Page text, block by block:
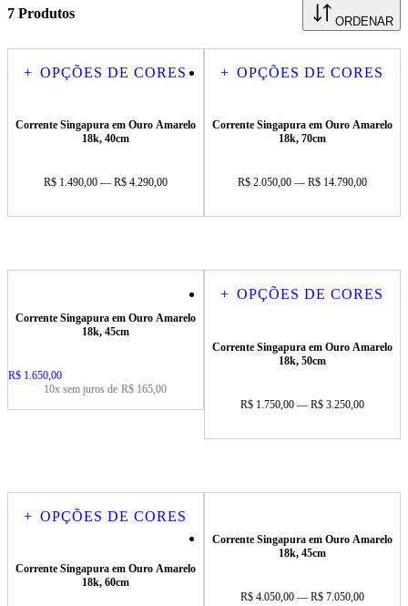
Singapura
7 Produtos ORDENAR
+ OPÇÕES DE CORES
Corrente Singapura em Ouro Amarelo
18k, 40cm
R$ 1.490,00 — R$ 4.290,00
+ OPÇÕES DE CORES
Corrente Singapura em Ouro Amarelo
18k, 70cm
R$ 2.050,00 — R$ 14.790,00
Corrente Singapura em Ouro Amarelo
18k, 45cm
Price:
R$ 1.650,00
10x sem juros de R$ 165,00
+ OPÇÕES DE CORES
Corrente Singapura em Ouro Amarelo
18k, 50cm
R$ 1.750,00 — R$ 3.250,00
+ OPÇÕES DE CORES
Corrente Singapura em Ouro Amarelo
18k, 60cm
Corrente Singapura em Ouro Amarelo
18k, 45cm
R$ 4.050,00 — R$ 7.050,00